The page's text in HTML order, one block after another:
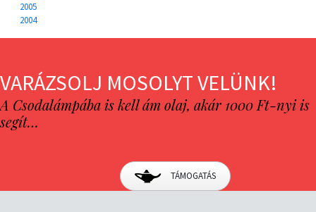
2005
2004
VARÁZSOLJ MOSOLYT VELÜNK!
A Csodalámpába is kell ám olaj, akár 1000 Ft-nyi is
segít…
TÁMOGATÁS